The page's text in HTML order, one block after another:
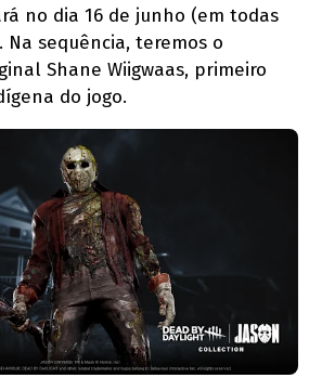
no dia 16 de junho (em todas
sequência, teremos o
Shane Wiigwaas, primeiro
do jogo.